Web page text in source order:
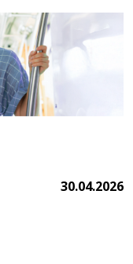
30.04.2026